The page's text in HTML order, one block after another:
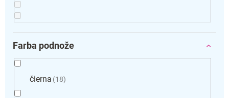
Farba podnože
čierna 18